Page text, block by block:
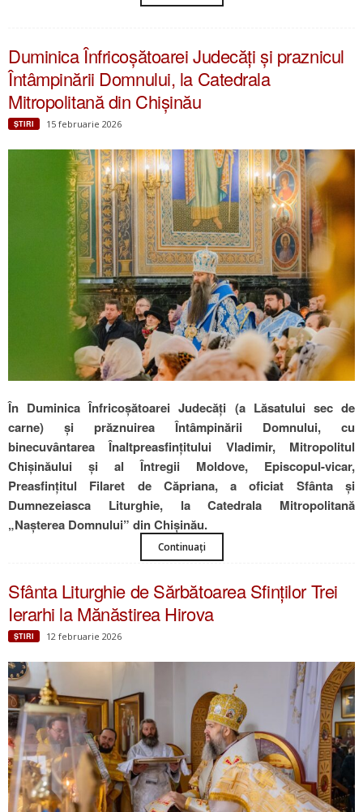
Duminica Înfricoșătoarei Judecăți și praznicul
Întâmpinării Domnului, la Catedrala
Mitropolitană din Chișinău
ŞTIRI 15 februarie 2026
În Duminica Înfricoșătoarei Judecăți (a Lăsatului sec de
carne) și prăznuirea Întâmpinării Domnului, cu
binecuvântarea Înaltpreasfințitului Vladimir, Mitropolitul
Chișinăului și al Întregii Moldove, Episcopul-vicar,
Preasfințitul Filaret de Căpriana, a oficiat Sfânta și
Dumnezeiasca Liturghie, la Catedrala Mitropolitană
„Nașterea Domnului” din Chișinău.
Continuați
Sfânta Liturghie de Sărbătoarea Sfinților Trei
Ierarhi la Mănăstirea Hirova
ŞTIRI 12 februarie 2026